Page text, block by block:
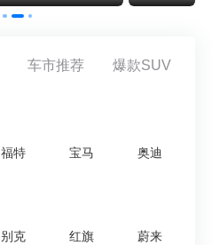
车市推荐 爆款SUV
福特 宝马 奥迪
别克 红旗 蔚来